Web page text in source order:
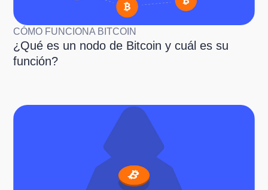
CÓMO FUNCIONA BITCOIN
¿Qué es un nodo de Bitcoin y cuál es su
función?